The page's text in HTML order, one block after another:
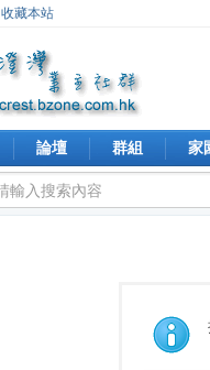
收藏本站
論壇 群組 家